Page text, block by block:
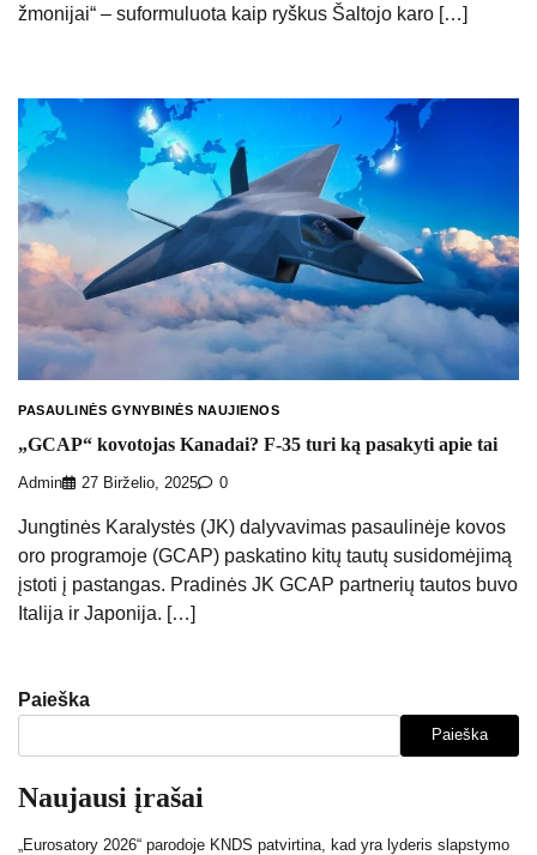
žmonijai“ – suformuluota kaip ryškus Šaltojo karo […]
PASAULINĖS GYNYBINĖS NAUJIENOS
„GCAP“ kovotojas Kanadai? F-35 turi ką pasakyti apie tai
Admin 27 Birželio, 2025 0
Jungtinės Karalystės (JK) dalyvavimas pasaulinėje kovos
oro programoje (GCAP) paskatino kitų tautų susidomėjimą
įstoti į pastangas. Pradinės JK GCAP partnerių tautos buvo
Italija ir Japonija. […]
Paieška
Paieška
Naujausi įrašai
„Eurosatory 2026“ parodoje KNDS patvirtina, kad yra lyderis slapstymo